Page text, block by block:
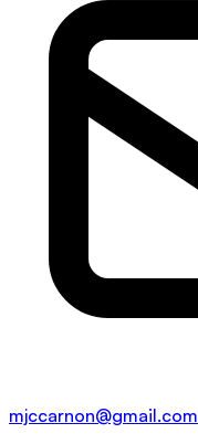
mjccarnon@gmail.com